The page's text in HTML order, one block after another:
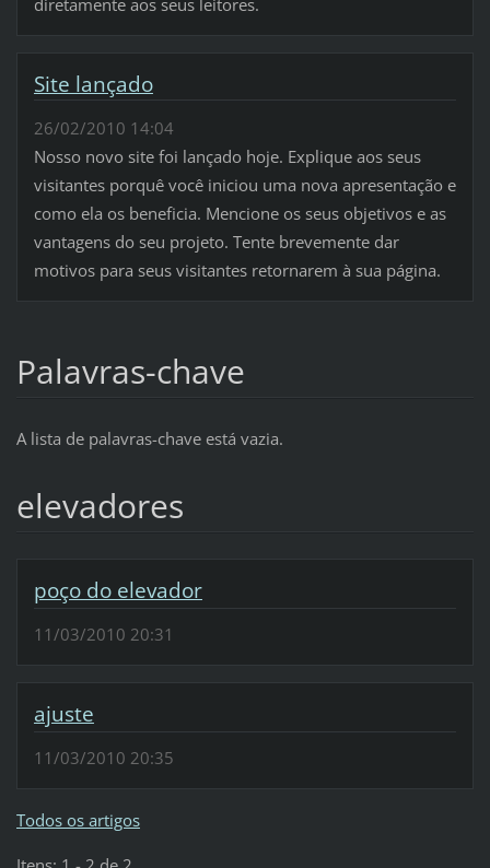
Site lançado
26/02/2010 14:04
Nosso novo site foi lançado hoje. Explique aos seus
visitantes porquê você iniciou uma nova apresentação e
como ela os beneficia. Mencione os seus objetivos e as
vantagens do seu projeto. Tente brevemente dar
motivos para seus visitantes retornarem à sua página.
Palavras-chave
A lista de palavras-chave está vazia.
elevadores
poço do elevador
11/03/2010 20:31
ajuste
11/03/2010 20:35
Todos os artigos